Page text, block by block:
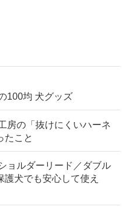
100均 犬グッズ
房の「抜けにくいハーネ
たこと
ョルダーリード／ダブル
犬でも安心して使え